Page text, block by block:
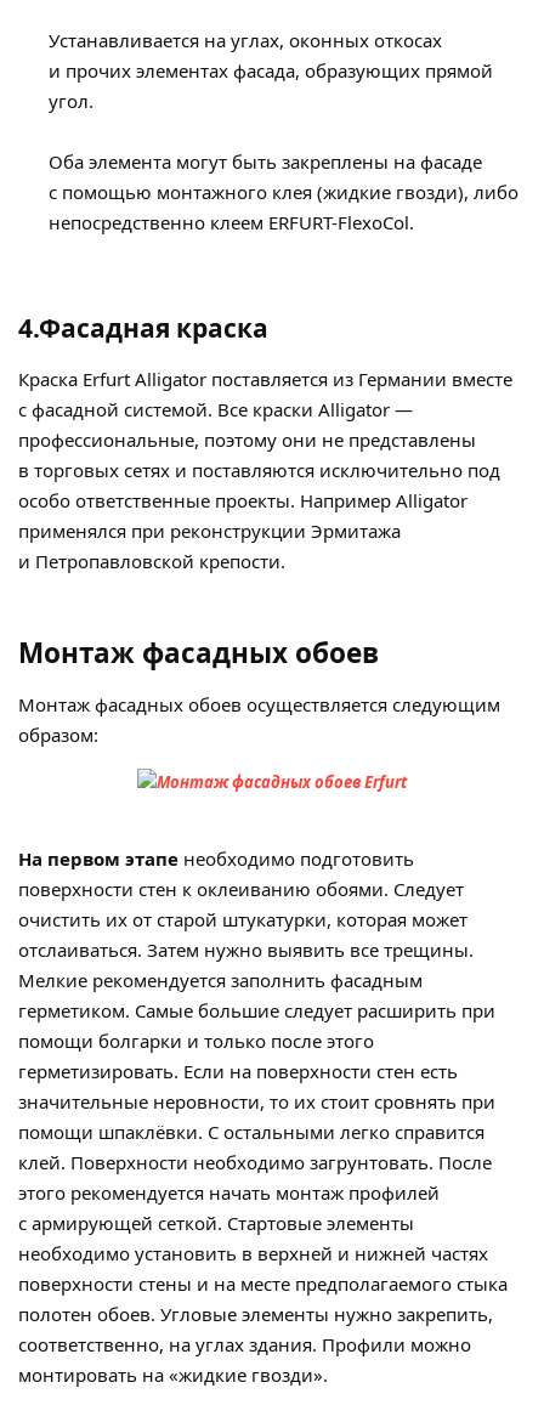
Устанавливается на углах, оконных откосах
и прочих элементах фасада, образующих прямой
угол.
Оба элемента могут быть закреплены на фасаде
с помощью монтажного клея (жидкие гвозди), либо
непосредственно клеем ERFURT-FlexoCol.
4.Фасадная краска
Краска Erfurt Alligator поставляется из Германии вместе
с фасадной системой. Все краски Alligator —
профессиональные, поэтому они не представлены
в торговых сетях и поставляются исключительно под
особо ответственные проекты. Например Alligator
применялся при реконструкции Эрмитажа
и Петропавловской крепости.
Монтаж фасадных обоев
Монтаж фасадных обоев осуществляется следующим
образом:
На первом этапе необходимо подготовить
поверхности стен к оклеиванию обоями. Следует
очистить их от старой штукатурки, которая может
отслаиваться. Затем нужно выявить все трещины.
Мелкие рекомендуется заполнить фасадным
герметиком. Самые большие следует расширить при
помощи болгарки и только после этого
герметизировать. Если на поверхности стен есть
значительные неровности, то их стоит сровнять при
помощи шпаклёвки. С остальными легко справится
клей. Поверхности необходимо загрунтовать. После
этого рекомендуется начать монтаж профилей
с армирующей сеткой. Стартовые элементы
необходимо установить в верхней и нижней частях
поверхности стены и на месте предполагаемого стыка
полотен обоев. Угловые элементы нужно закрепить,
соответственно, на углах здания. Профили можно
монтировать на «жидкие гвозди».